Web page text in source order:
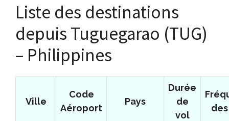
Liste des destinations
depuis Tuguegarao (TUG)
– Philippines
Ville
Code
Aéroport
Pays
Durée
de
vol